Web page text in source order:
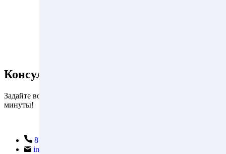
Консультация адвоката
Задайте вопрос прямо сейчас и мы ответим вам в течение 1
минуты!
8 (495) 664-66-34
info@sokol-law.ru